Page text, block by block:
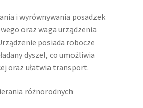
i wyrównywania posadzek
oraz waga urządzenia
posiada robocze
dyszel, co umożliwia
oraz ułatwia transport.
różnorodnych